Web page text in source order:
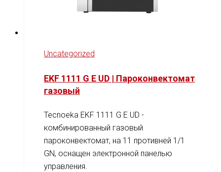
Uncategorized
EKF 1111 G E UD | Пароконвектомат
газовый
Tecnoeka EKF 1111 G E UD -
комбинированный газовый
пароконвектомат, на 11 противней 1/1
GN, оснащен электронной панелью
управления.